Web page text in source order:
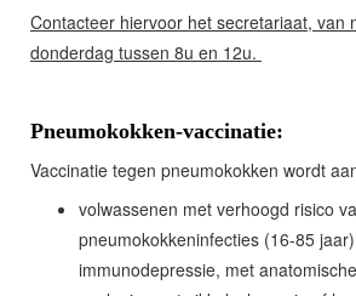
Contacteer hiervoor het secretariaat, van
donderdag tussen 8u en 12u.
Pneumokokken-vaccinatie:
Vaccinatie tegen pneumokokken wordt
volwassenen met verhoogd risico
pneumokokkeninfecties (16-85
immunodepressie, met